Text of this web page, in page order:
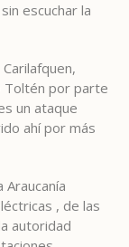
escuchar la
Toltén por parte
un ataque
ahí por más
, de las
autoridad